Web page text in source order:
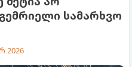
სამარხვო
2026